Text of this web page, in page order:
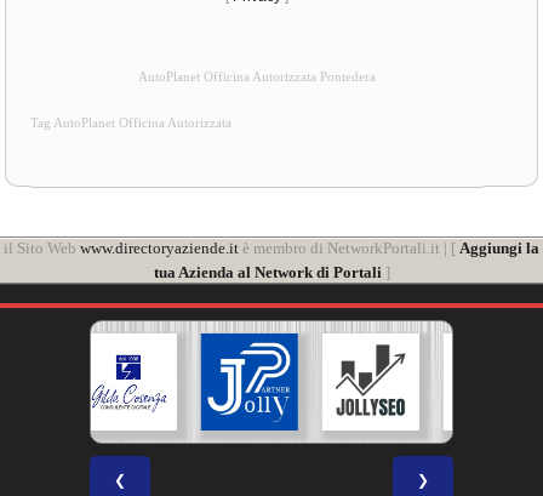
AutoPlanet Officina Autorizzata Pontedera
Tag AutoPlanet Officina Autorizzata
il Sito Web www.directoryaziende.it è membro di NetworkPortali.it | [ Aggiungi la
tua Azienda al Network di Portali ]
❮ ❯